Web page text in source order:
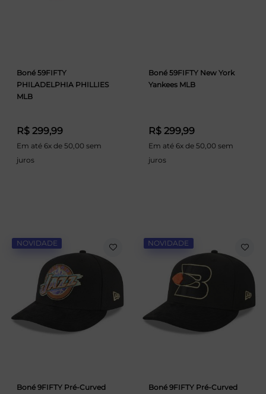
Boné 59FIFTY
PHILADELPHIA PHILLIES
MLB
R$ 299,99
Em até 6x de 50,00 sem
juros
Boné 59FIFTY New York
Yankees MLB
R$ 299,99
Em até 6x de 50,00 sem
juros
NOVIDADE
Boné 9FIFTY Pré-Curved
NOVIDADE
Boné 9FIFTY Pré-Curved